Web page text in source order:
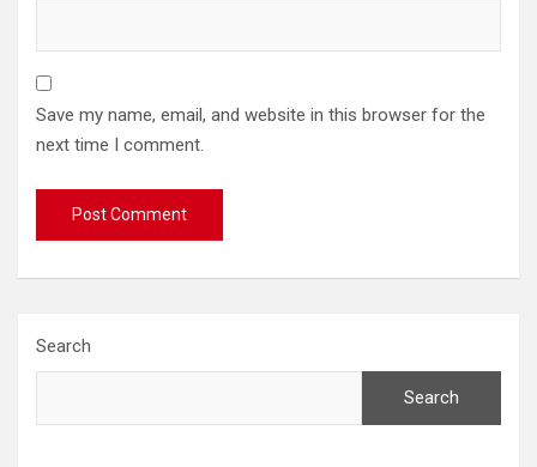
Save my name, email, and website in this browser for the
next time I comment.
Search
Search